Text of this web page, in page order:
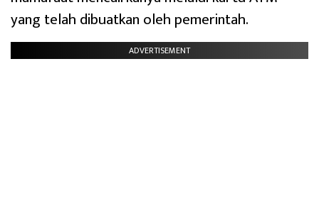
yang telah dibuatkan oleh pemerintah.
ADVERTISEMENT